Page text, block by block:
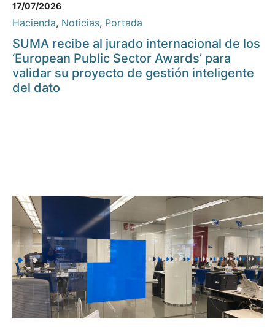
17/07/2026
Hacienda, Noticias, Portada
SUMA recibe al jurado internacional de los
‘European Public Sector Awards’ para
validar su proyecto de gestión inteligente
del dato